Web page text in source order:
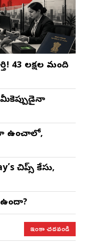
43 లక్షల మంది
మీకెప్పుడైనా
ఉంచాలో,
చిప్స్‌ కేసు,
ఇంకా చదవండి